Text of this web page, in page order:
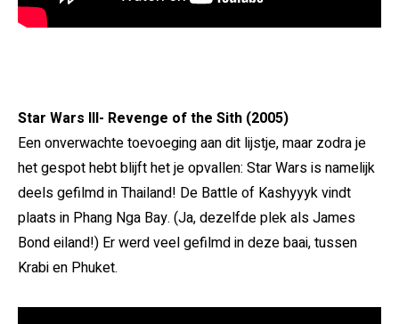
Star Wars III- Revenge of the Sith (2005)
Een onverwachte toevoeging aan dit lijstje, maar zodra je
het gespot hebt blijft het je opvallen: Star Wars is namelijk
deels gefilmd in Thailand! De Battle of Kashyyyk vindt
plaats in Phang Nga Bay. (Ja, dezelfde plek als James
Bond eiland!) Er werd veel gefilmd in deze baai, tussen
Krabi en Phuket.